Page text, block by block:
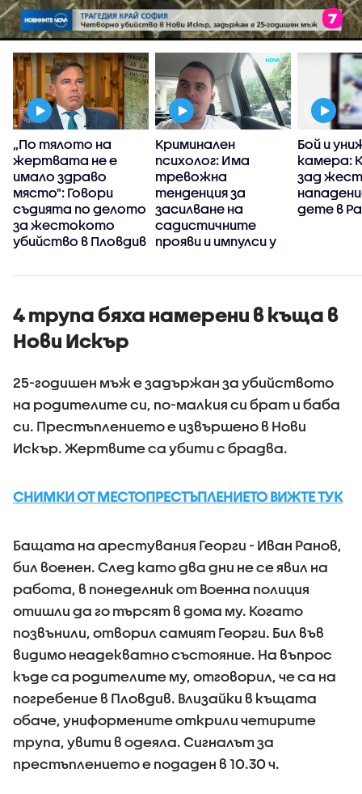
„По тялото на
жертвата не е
имало здраво
място": Говори
съдията по делото
за жестокото
убийство в Пловдив
Криминален
психолог: Има
тревожна
тенденция за
засилване на
садистичните
прояви и импулси у
Бой и
камера:
зад
дете в
4 трупа бяха намерени в къща в
Нови Искър
25-годишен мъж е задържан за убийството
на родителите си, по-малкия си брат и баба
си. Престъплението е извършено в Нови
Искър. Жертвите са убити с брадва.
СНИМКИ ОТ МЕСТОПРЕСТЪПЛЕНИЕТО ВИЖТЕ ТУК
Бащата на арестувания Георги - Иван Ранов,
бил военен. След като два дни не се явил на
работа, в понеделник от Военна полиция
отишли да го търсят в дома му. Когато
позвънили, отворил самият Георги. Бил във
видимо неадекватно състояние. На въпрос
къде са родителите му, отговорил, че са на
погребение в Пловдив. Влизайки в къщата
обаче, униформените открили четирите
трупа, увити в одеяла. Сигналът за
престъплението е подаден в 10.30 ч.